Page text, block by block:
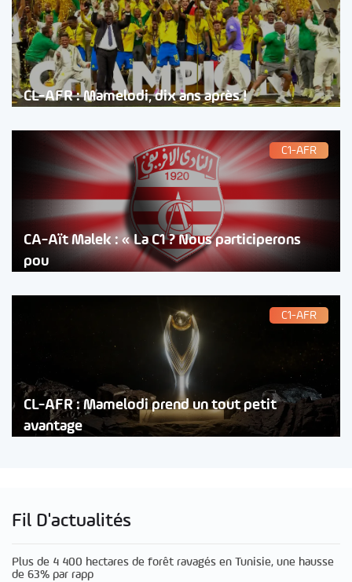
CL-AFR : Mamelodi, dix ans après !
C1-AFR
CA-Aït Malek : « La C1 ? Nous participerons
pou
C1-AFR
CL-AFR : Mamelodi prend un tout petit
avantage
Fil D'actualités
Plus de 4 400 hectares de forêt ravagés en Tunisie, une hausse
de 63% par rapp